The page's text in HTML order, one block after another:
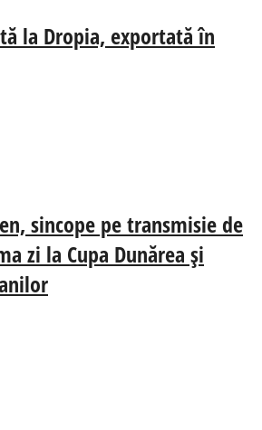
la Dropia, exportată în
sincope pe transmisie de
zi la Cupa Dunărea și